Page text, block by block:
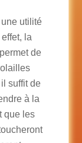
une utilité
la
de
suffit de
à la
que les